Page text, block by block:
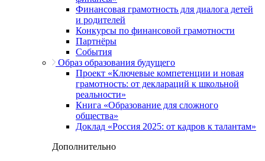
Финансовая грамотность для диалога детей
и родителей
Конкурсы по финансовой грамотности
Партнёры
События
Образ образования будущего
Проект «Ключевые компетенции и новая
грамотность: от деклараций к школьной
реальности»
Книга «Образование для сложного
общества»
Доклад «Россия 2025: от кадров к талантам»
Дополнительно